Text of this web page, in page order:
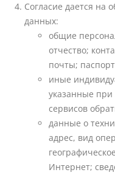
Согласие дается на
данных:
общие
отчество;
почты;
иные
указанные
сервисов
данные о
адрес, вид
Интернет;